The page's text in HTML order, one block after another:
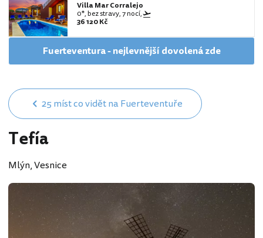
Villa Mar Corralejo
0*, bez stravy, 7 nocí,
36 120 Kč
Fuerteventura - nejlevnější dovolená zde
25 míst co vidět na Fuerteventuře
Tefía
Mlýn, Vesnice